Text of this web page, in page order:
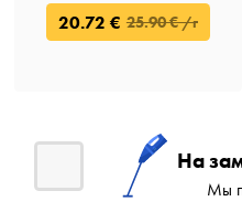
20.72 € 25.90 € /г
На
Мы